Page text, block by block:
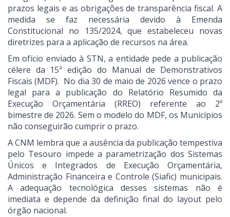
prazos legais e as obrigações de transparência fiscal. A
medida se faz necessária devido à Emenda
Constitucional no 135/2024, que estabeleceu novas
diretrizes para a aplicação de recursos na área.
Em ofício enviado à STN, a entidade pede a publicação
célere da 15ª edição do Manual de Demonstrativos
Fiscais (MDF). No dia 30 de maio de 2026 vence o prazo
legal para a publicação do Relatório Resumido da
Execução Orçamentária (RREO) referente ao 2º
bimestre de 2026. Sem o modelo do MDF, os Municípios
não conseguirão cumprir o prazo.
A CNM lembra que a ausência da publicação tempestiva
pelo Tesouro impede a parametrização dos Sistemas
Únicos e Integrados de Execução Orçamentária,
Administração Financeira e Controle (Siafic) municipais.
A adequação tecnológica desses sistemas não é
imediata e depende da definição final do layout pelo
órgão nacional.